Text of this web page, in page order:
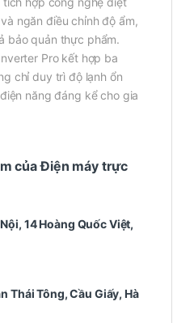
ngăn điều chỉnh độ ẩm,
bảo quản thực phẩm.
Pro kết hợp ba
chỉ duy trì độ lạnh ổn
năng đáng kể cho gia
của Điện máy trực
14 Hoàng Quốc Việt,
Thái Tông, Cầu Giấy, Hà